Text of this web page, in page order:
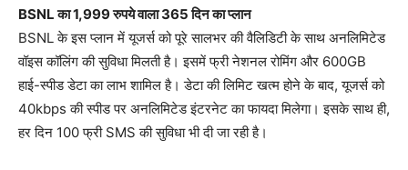
BSNL का 1,999 रुपये वाला 365 दिन का प्लान
BSNL के इस प्लान में यूजर्स को पूरे सालभर की वैलिडिटी के साथ अनलिमिटेड
वॉइस कॉलिंग की सुविधा मिलती है। इसमें फ्री नेशनल रोमिंग और 600GB
हाई-स्पीड डेटा का लाभ शामिल है। डेटा की लिमिट खत्म होने के बाद, यूजर्स को
40kbps की स्पीड पर अनलिमिटेड इंटरनेट का फायदा मिलेगा। इसके साथ ही,
हर दिन 100 फ्री SMS की सुविधा भी दी जा रही है।